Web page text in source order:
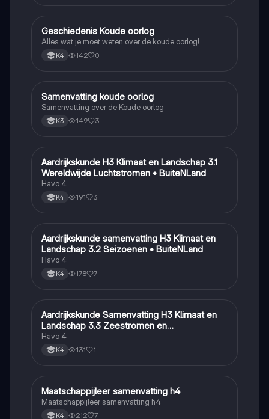
Geschiedenis
Geschiedenis Koude oorlog
Alles wat je moet weten over de koude oorlog!
K4 142 0
Geschiedenis
Samenvatting koude oorlog
Samenvatting over de Koude oorlog
K3 149 3
Aardrijkskunde
Aardrijkskunde H3 Klimaat en Landschap 3.1
Wereldwijde Luchtstromen • BuiteNLand
Havo 4
K4 191 3
Aardrijkskunde
Aardrijkskunde samenvatting H3 Klimaat en
Landschap 3.2 Seizoenen • BuiteNLand
Havo 4
K4 178 7
Aardrijkskunde
Aardrijkskunde Samenvatting H3 Klimaat en
Landschap 3.3 Zeestromen en
Klimaatgebieden • BuiteNLand
Havo 4
K4 131 1
Maatschappijleer
Maatschappijleer samenvatting h4
Maatschappijleer samenvatting h4
K4 212 7